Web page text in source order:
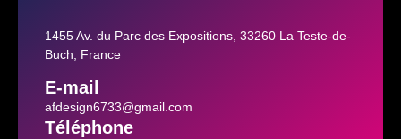
1455 Av. du Parc des Expositions, 33260 La Teste-de-
Buch, France
E-mail
afdesign6733@gmail.com
Téléphone